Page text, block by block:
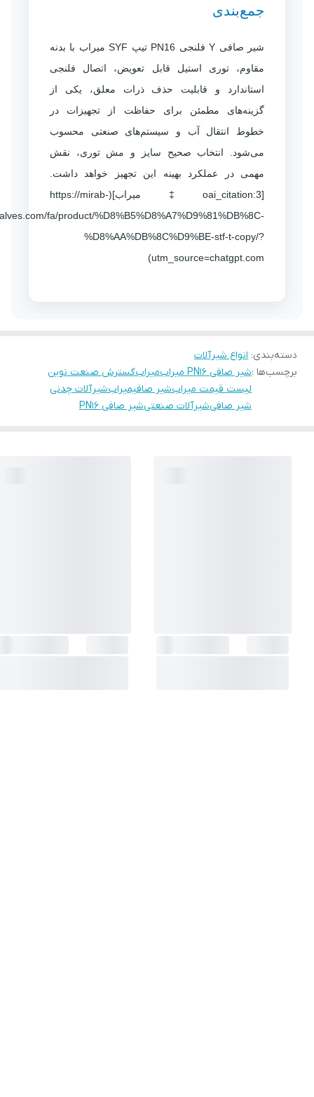
جمع‌بندی
شیر صافی Y فلنجی PN16 تیپ SYF میراب با بدنه
مقاوم، توری استیل قابل تعویض، اتصال فلنجی
استاندارد و قابلیت حذف ذرات معلق، یکی از
گزینه‌های مطمئن برای حفاظت از تجهیزات در
خطوط انتقال آب و سیستم‌های صنعتی محسوب
می‌شود. انتخاب صحیح سایز و مش توری، نقش
مهمی در عملکرد بهینه این تجهیز خواهد داشت.
[oai_citation:3‡میراب](https://mirab-
fa/product/%D8%B5%D8%A7%D9%81%DB%8C-
%D8%AA%DB%8C%D9%BE-stf-t-copy/?
utm_source=chatgpt.com)
دسته‌بندی: انواع شیرآلات
برچسب‌ها :شیر صافی PN16 میراب میرابگسترش صنعت نوین
لیست قیمت میرابشیر صافیمیرابشیرآلات چدنی
شیر صافیشیرآلات صنعتیشیر صافی PN16